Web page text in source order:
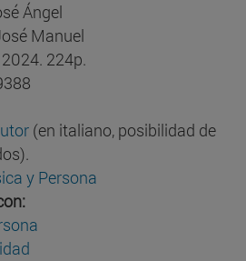
Ángel
Manuel
224p.
(en italiano, posibilidad de
y Persona